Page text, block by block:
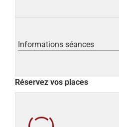
Informations séances
Réservez vos places